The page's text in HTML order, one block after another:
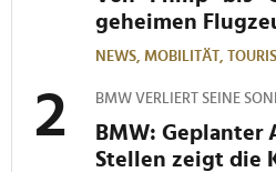
geheimen
NEWS, MOBILITÄT,
BMW VERLIERT SEINE
BMW: Geplanter
Stellen zeigt die